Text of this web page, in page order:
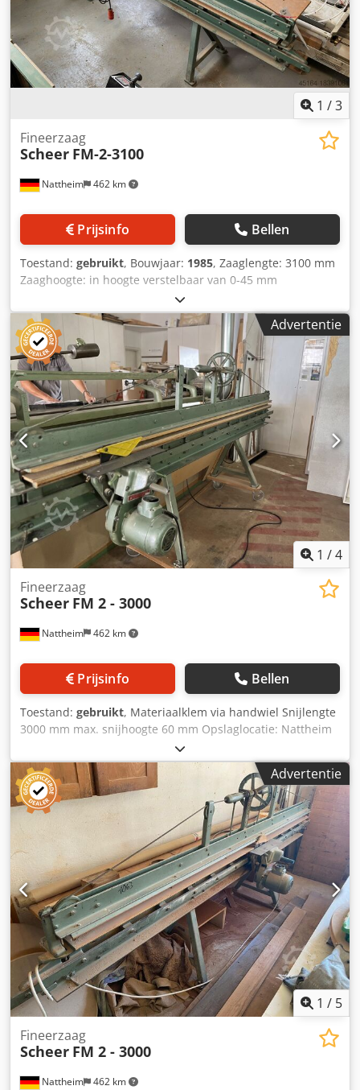
1 /3
Nattheim 462 km
Fineerzaag
Scheer FM-2-3100
Prijsinfo Bellen
Toestand: gebruikt, Bouwjaar: 1985, Zaaglengte: 3100 mm
Zaaghoogte: in hoogte verstelbaar van 0-45 mm
Zaageenheid: krachtige driefasenmotor 220/380 volt, 1,8
kW vermogen Klemstang aan de bovenzijde vast te draaien
via handwiel Opslaglocatie: Nattheim Dcedpfxevvkazs
Adpek
Advertentie
1 /4
Nattheim 462 km
Fineerzaag
Scheer FM 2 - 3000
Prijsinfo Bellen
Toestand: gebruikt, Materiaalklem via handwiel Snijlengte
3000 mm max. snijhoogte 60 mm Opslaglocatie: Nattheim
Advertentie
1 / 5
Nattheim 462 km
Fineerzaag
Scheer FM 2 - 3000